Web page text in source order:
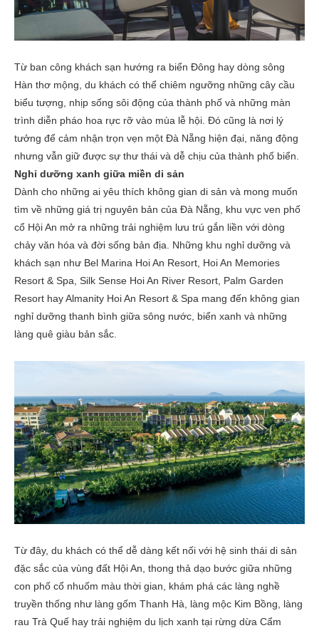
Từ ban công khách sạn hướng ra biển Đông hay dòng sông
Hàn thơ mộng, du khách có thể chiêm ngưỡng những cây cầu
biểu tượng, nhịp sống sôi động của thành phố và những màn
trình diễn pháo hoa rực rỡ vào mùa lễ hội. Đó cũng là nơi lý
tưởng để cảm nhận trọn vẹn một Đà Nẵng hiện đại, năng động
nhưng vẫn giữ được sự thư thái và dễ chịu của thành phố biển.
Nghỉ dưỡng xanh giữa miền di sản
Dành cho những ai yêu thích không gian di sản và mong muốn
tìm về những giá trị nguyên bản của Đà Nẵng, khu vực ven phố
cổ Hội An mở ra những trải nghiệm lưu trú gắn liền với dòng
chảy văn hóa và đời sống bản địa. Những khu nghỉ dưỡng và
khách sạn như Bel Marina Hoi An Resort, Hoi An Memories
Resort & Spa, Silk Sense Hoi An River Resort, Palm Garden
Resort hay Almanity Hoi An Resort & Spa mang đến không gian
nghỉ dưỡng thanh bình giữa sông nước, biển xanh và những
làng quê giàu bản sắc.
Từ đây, du khách có thể dễ dàng kết nối với hệ sinh thái di sản
đặc sắc của vùng đất Hội An, thong thả dạo bước giữa những
con phố cổ nhuốm màu thời gian, khám phá các làng nghề
truyền thống như làng gốm Thanh Hà, làng mộc Kim Bồng, làng
rau Trà Quế hay trải nghiệm du lịch xanh tại rừng dừa Cẩm